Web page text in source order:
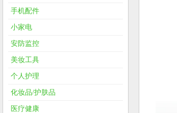
手机配件
小家电
安防监控
美妆工具
个人护理
化妆品/护肤品
医疗健康